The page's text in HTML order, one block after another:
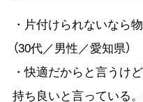
・片付けられないなら
（30代／男性／愛知県）
・快適だからと言うけ
持ち良いと言っている